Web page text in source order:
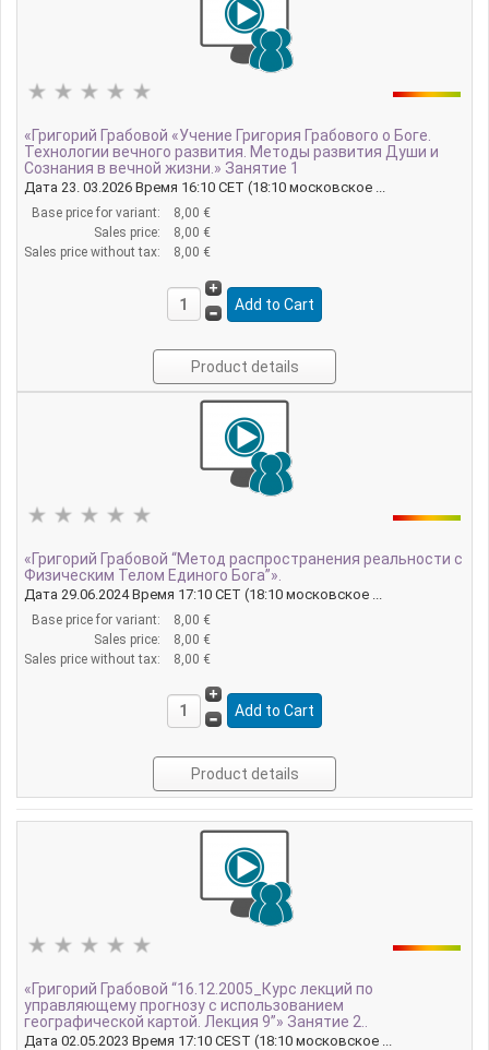
«Григорий Грабовой «Учение Григория Грабового о Боге.
Технологии вечного развития. Методы развития Души и
Сознания в вечной жизни.» Занятие 1
Дата 23. 03.2026 Время 16:10 CET (18:10 московское ...
Base price for variant:
8,00 €
Sales price:
8,00 €
Sales price without tax:
8,00 €
Product details
«Григорий Грабовой “Метод распространения реальности с
Физическим Телом Единого Бога”».
Дата 29.06.2024 Время 17:10 CET (18:10 московское ...
Base price for variant:
8,00 €
Sales price:
8,00 €
Sales price without tax:
8,00 €
Product details
«Григорий Грабовой “16.12.2005_Курс лекций по
управляющему прогнозу с использованием
географической картой. Лекция 9”» Занятие 2..
Дата 02.05.2023 Время 17:10 CEST (18:10 московское ...